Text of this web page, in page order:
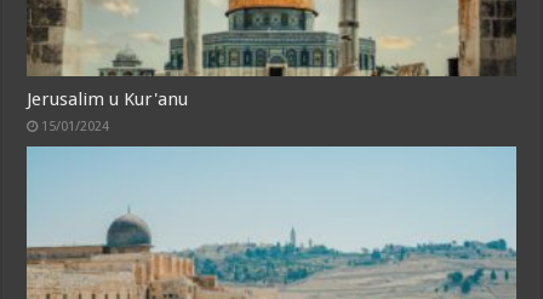
Jerusalim u Kur'anu
15/01/2024